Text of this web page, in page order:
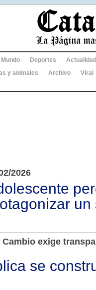
Mundo Deportes
Actualidad
y animales Archivo
Viral
2026
exige
se